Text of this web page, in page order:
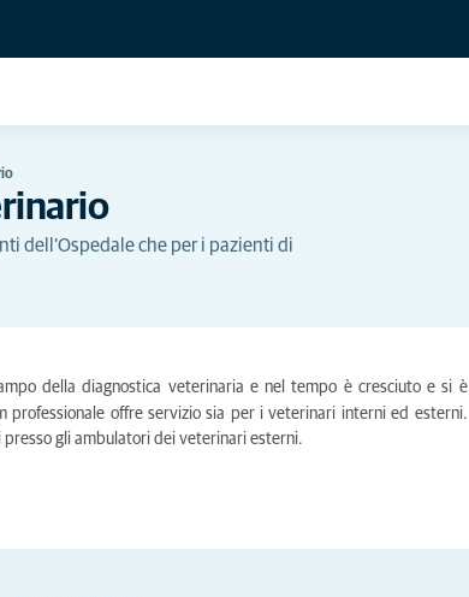
dell’Ospedale che per i pazienti di
della diagnostica veterinaria e nel tempo è cresciuto e si è
professionale offre servizio sia per i veterinari interni ed esterni.
gli ambulatori dei veterinari esterni.